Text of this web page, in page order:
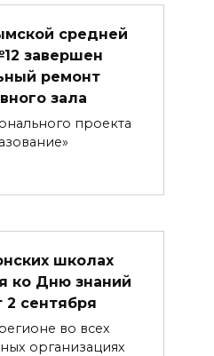
средней
завершен
ремонт
зала
проекта
школах
ко Дню знаний
2 сентября
во всех
организациях